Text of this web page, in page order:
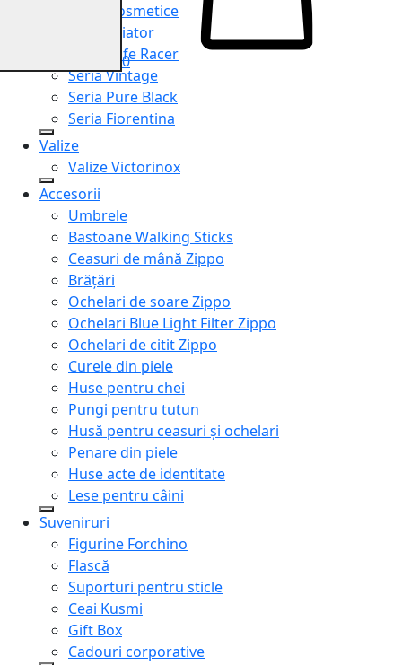
Truse cosmetice
Seria Aviator
Seria Cafe Racer
Seria Vintage
Seria Pure Black
Seria Fiorentina
Valize
Valize Victorinox
Accesorii
Umbrele
Bastoane Walking Sticks
Ceasuri de mână Zippo
Brățări
Ochelari de soare Zippo
Ochelari Blue Light Filter Zippo
Ochelari de citit Zippo
Curele din piele
Huse pentru chei
Pungi pentru tutun
Husă pentru ceasuri și ochelari
Penare din piele
Huse acte de identitate
Lese pentru câini
Suveniruri
Figurine Forchino
Flască
Suporturi pentru sticle
Ceai Kusmi
Gift Box
Cadouri corporative
0